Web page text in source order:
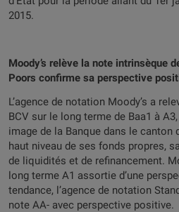
2015.
Moody’s relève la note intrinsèque
Poors confirme sa perspective
L’agence de notation Moody’s a
BCV sur le long terme de Baa1 à
image de la Banque dans le canton
haut niveau de ses fonds propres,
de liquidités et de refinancement.
long terme A1 assortie d’une
tendance, l’agence de notation
note AA- avec perspective positive.